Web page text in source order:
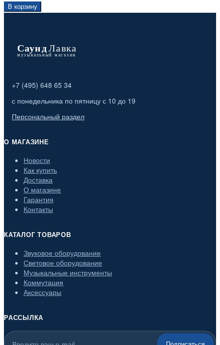
В корзину
+7 (495) 648 65 34
с понедельника по пятницу с 10 до 19
Персональный раздел
О МАГАЗИНЕ
Новости
Как купить
Доставка
О магазине
Гарантия
Контакты
КАТАЛОГ ТОВАРОВ
Звуковое оборудование
Световое оборудование
Музыкальные инструменты
Коммутация
Аксессуары
РАССЫЛКА